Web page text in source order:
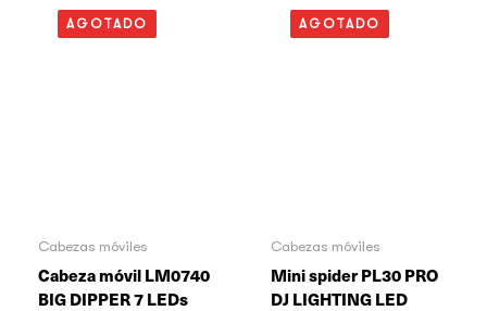
AGOTADO
Cabezas móviles
Cabeza móvil LM0740
BIG DIPPER 7 LEDs
AGOTADO
Cabezas móviles
Mini spider PL30 PRO
DJ LIGHTING LED